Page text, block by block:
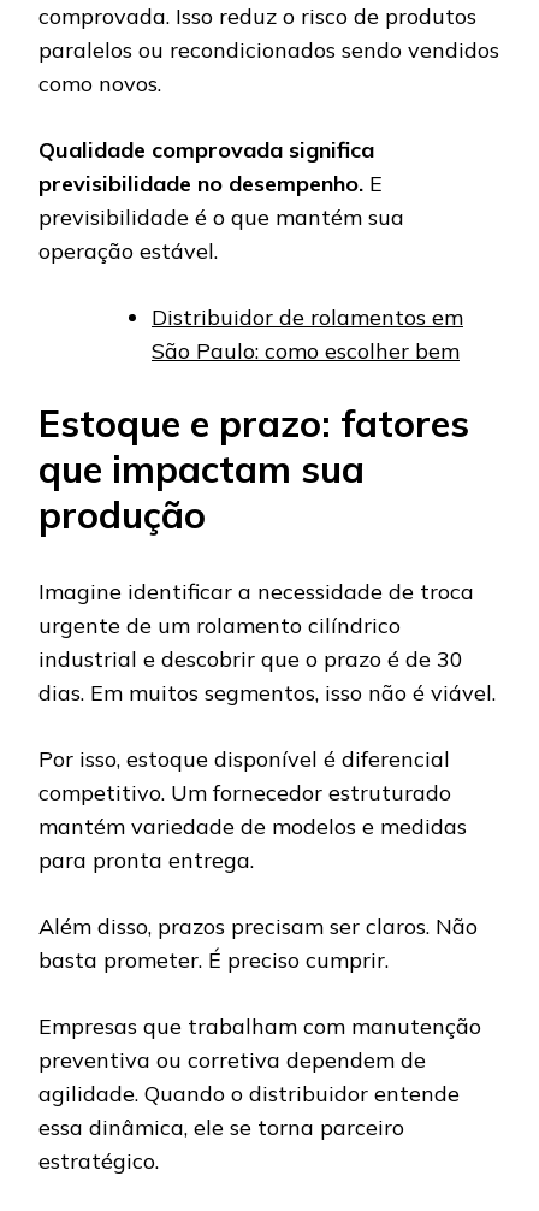
comprovada. Isso reduz o risco de produtos
paralelos ou recondicionados sendo vendidos
como novos.
Qualidade comprovada significa
previsibilidade no desempenho. E
previsibilidade é o que mantém sua
operação estável.
Distribuidor de rolamentos em
São Paulo: como escolher bem
Estoque e prazo: fatores
que impactam sua
produção
Imagine identificar a necessidade de troca
urgente de um rolamento cilíndrico
industrial e descobrir que o prazo é de 30
dias. Em muitos segmentos, isso não é viável.
Por isso, estoque disponível é diferencial
competitivo. Um fornecedor estruturado
mantém variedade de modelos e medidas
para pronta entrega.
Além disso, prazos precisam ser claros. Não
basta prometer. É preciso cumprir.
Empresas que trabalham com manutenção
preventiva ou corretiva dependem de
agilidade. Quando o distribuidor entende
essa dinâmica, ele se torna parceiro
estratégico.